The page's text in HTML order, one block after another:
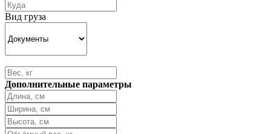
Вид груза
Дополнительные параметры